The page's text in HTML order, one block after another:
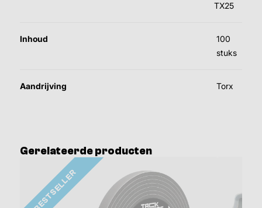
TX25
Inhoud
100
stuks
Aandrijving Torx
Gerelateerde producten
BESTSELLER